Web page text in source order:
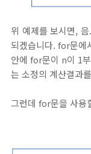
위 예제를 보시면,
되겠습니다. for문에
안에 for문이 n이 1
는 소정의 계산결과
그런데 for문을 사용